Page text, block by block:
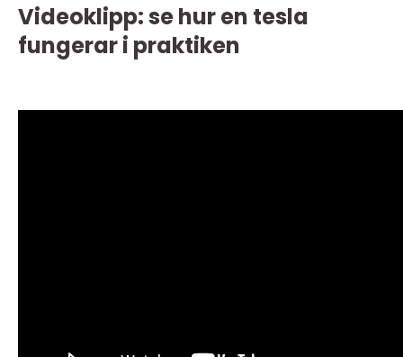
Videoklipp: se hur en tesla
fungerar i praktiken